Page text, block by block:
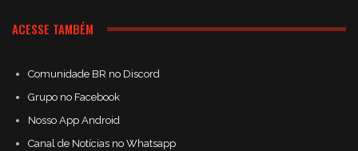
ACESSE TAMBÉM
Comunidade BR no Discord
Grupo no Facebook
Nosso App Android
Canal de Notícias no Whatsapp